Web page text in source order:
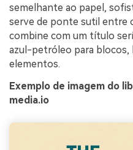
semelhante ao papel,
serve de ponte sutil entre
combine com um título
azul-petróleo para blocos,
elementos.
Exemplo de imagem do
media.io